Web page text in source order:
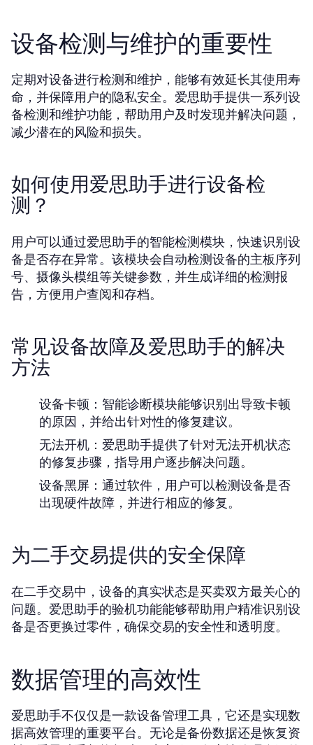
设备检测与维护的重要性
定期对设备进行检测和维护，能够有效延长其使用寿
命，并保障用户的隐私安全。爱思助手提供一系列设
备检测和维护功能，帮助用户及时发现并解决问题，
减少潜在的风险和损失。
如何使用爱思助手进行设备检
测？
用户可以通过爱思助手的智能检测模块，快速识别设
备是否存在异常。该模块会自动检测设备的主板序列
号、摄像头模组等关键参数，并生成详细的检测报
告，方便用户查阅和存档。
常见设备故障及爱思助手的解决
方法
设备卡顿： 智能诊断模块能够识别出导致卡顿
的原因，并给出针对性的修复建议。
无法开机： 爱思助手提供了针对无法开机状态
的修复步骤，指导用户逐步解决问题。
设备黑屏： 通过软件，用户可以检测设备是否
出现硬件故障，并进行相应的修复。
为二手交易提供的安全保障
在二手交易中，设备的真实状态是买卖双方最关心的
问题。爱思助手的验机功能能够帮助用户精准识别设
备是否更换过零件，确保交易的安全性和透明度。
数据管理的高效性
爱思助手不仅仅是一款设备管理工具，它还是实现数
据高效管理的重要平台。无论是备份数据还是恢复资